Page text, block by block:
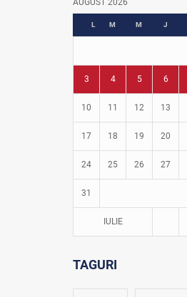
Fotbal în grădinițe
AUGUST 2026
L M M J
3 4 5 6
10 11 12 13
17 18 19 20
24 25 26 27
31
IULIE
TAGURI